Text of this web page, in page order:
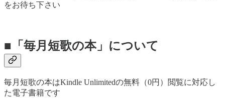
をお待ち下さい
■「毎月短歌の本」について
毎月短歌の本はKindle Unlimitedの無料（0円）閲覧に対応し
た電子書籍です